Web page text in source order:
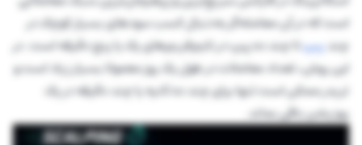
است که در آن معامله‌گر به‌دنبال کسب سودهای بسیار کوچک در
چندپیپتا چند ده پیپ در تایم‌فریم‌های یک یا پنج دقیقه است. در
این روش، تعداد معاملات در طول یک روز معمولا بسیار زیاد است و
تریدر ممکن است تنها برای چند ده ثانیه یا چند دقیقه در یک
پوزیشن باقی بماند.